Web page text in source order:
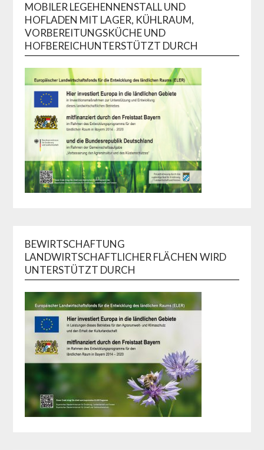
MOBILER LEGEHENNENSTALL UND
HOFLADEN MIT LAGER, KÜHLRAUM,
VORBEREITUNGSKÜCHE UND
HOFBEREICHUNTERSTÜTZT DURCH
BEWIRTSCHAFTUNG
LANDWIRTSCHAFTLICHER FLÄCHEN WIRD
UNTERSTÜTZT DURCH